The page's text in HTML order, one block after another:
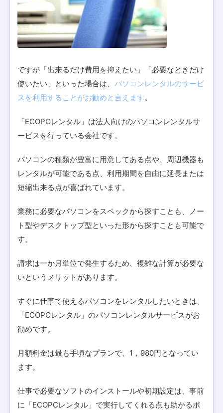
ですが「出来るだけ費用を抑えたい」「必要なときだけ
使いたい」といった場合は、 パソコンレンタルのサービ
スを利用することがお勧めと言えます。
「ECOPCレンタル」は法人向けのパソコンレンタルサ
ービスを行っている会社です。
パソコンの種類が豊富に用意してある点や、周辺機器も
レンタルが可能である点、利用期間を自由に延長または
短縮出来る点が喜ばれています。
業務に必要なパソコンをスペックから探すことも、ノー
ト型やデスクトップ型といった形から探すことも可能で
す。
請求は一か月単位で発生するため、複雑な計算が必要な
いというメリットがあります。
すぐに仕事で使えるパソコンをレンタルしたいときは、
「ECOPCレンタル」のパソコンレンタルサービスがお
勧めです。
月額料金は最も手頃なプランで、1，980円となってい
ます。
仕事で必要なソフトのインストールや初期設定は、事前
に「ECOPCレンタル」で実行してくれる点も助かるポ